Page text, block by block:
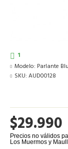
$29.990
1
Modelo: Parlante
SKU:AUD00128